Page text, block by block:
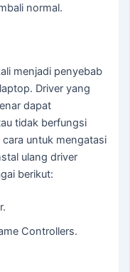
normal.
menjadi penyebab
Driver yang
dapat
tidak berfungsi
untuk mengatasi
ulang driver
berikut:
Controllers.